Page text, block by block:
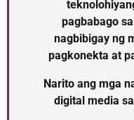
pagbabago
nagbibigay ng
pagkonekta at
Narito ang mga
digital media